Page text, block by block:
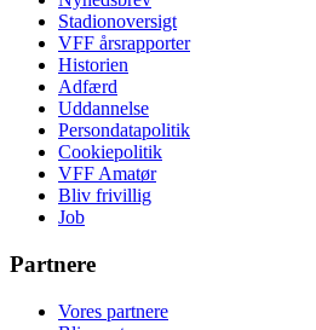
Stadionoversigt
VFF årsrapporter
Historien
Adfærd
Uddannelse
Persondatapolitik
Cookiepolitik
VFF Amatør
Bliv frivillig
Job
Partnere
Vores partnere